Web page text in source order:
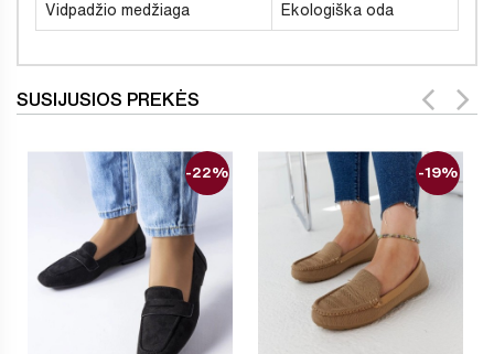
Vidpadžio medžiaga Ekologiška oda
SUSIJUSIOS PREKĖS
-22% -19%